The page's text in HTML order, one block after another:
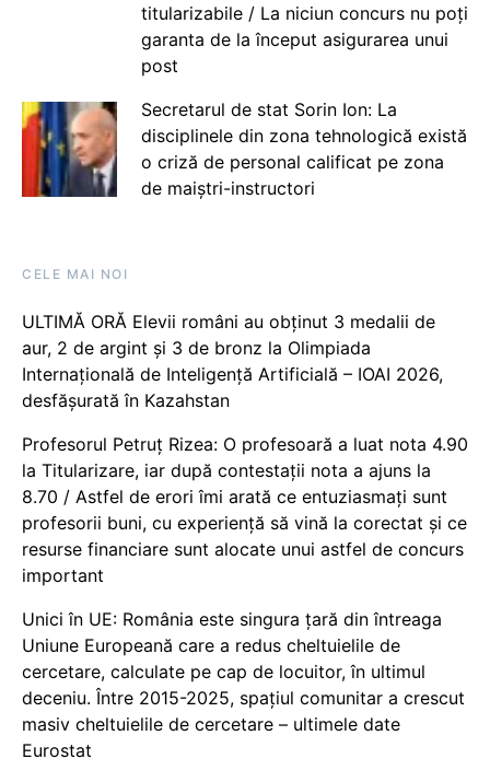
titularizabile / La niciun concurs nu poți
garanta de la început asigurarea unui
post
Secretarul de stat Sorin Ion: La
disciplinele din zona tehnologică există
o criză de personal calificat pe zona
de maiștri-instructori
CELE MAI NOI
ULTIMĂ ORĂ Elevii români au obținut 3 medalii de
aur, 2 de argint și 3 de bronz la Olimpiada
Internațională de Inteligență Artificială – IOAI 2026,
desfășurată în Kazahstan
Profesorul Petruț Rizea: O profesoară a luat nota 4.90
la Titularizare, iar după contestații nota a ajuns la
8.70 / Astfel de erori îmi arată ce entuziasmați sunt
profesorii buni, cu experiență să vină la corectat și ce
resurse financiare sunt alocate unui astfel de concurs
important
Unici în UE: România este singura țară din întreaga
Uniune Europeană care a redus cheltuielile de
cercetare, calculate pe cap de locuitor, în ultimul
deceniu. Între 2015-2025, spațiul comunitar a crescut
masiv cheltuielile de cercetare – ultimele date
Eurostat